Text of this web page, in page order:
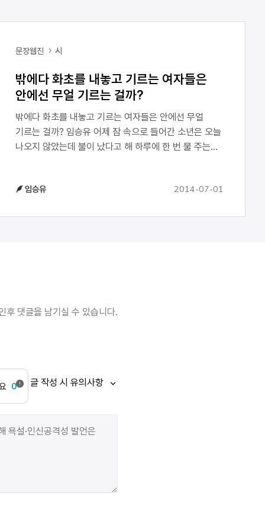
문장웹진 시
밖에다 화초를 내놓고 기르는 여자들은
안에선 무얼 기르는 걸까?
밖에다 화초를 내놓고 기르는 여자들은 안에선 무얼
기르는 걸까? 임승유 어제 잠 속으로 들어간 소년은 오늘
나오지 않았는데 불이 났다고 해 하루에 한 번 물 주는
있다면서 “나이든 여자가 옆에 있으면 엄마, 나는 엄마가
소년은 늘어나는 팔다리를 가졌다 달빛은 그렇게
껍데기를 까고 있는 것처럼 쓸쓸했다 도망치지 그랬니?
소년은 정시에 도착했다 예전처럼 웃으며 너는 죽기로
하지 않았니? 소년을 끌어내려 하자 이불 밖으로 발이
먼저 나와 있었다 발은 가장 멀리 있어서 나중에야
주었다
임승유 2014-07-01
후 댓글을 남기실 수 있습니다.
0 글 작성 시 유의사항